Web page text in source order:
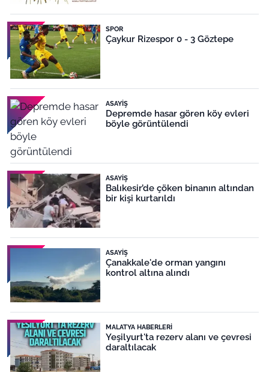
SPOR
Çaykur Rizespor 0 - 3 Göztepe
ASAYIŞ
Depremde hasar gören köy evleri
böyle görüntülendi
ASAYIŞ
Balıkesir’de çöken binanın altından
bir kişi kurtarıldı
ASAYIŞ
Çanakkale'de orman yangını
kontrol altına alındı
MALATYA HABERLERI
Yeşilyurt'ta rezerv alanı ve çevresi
daraltılacak